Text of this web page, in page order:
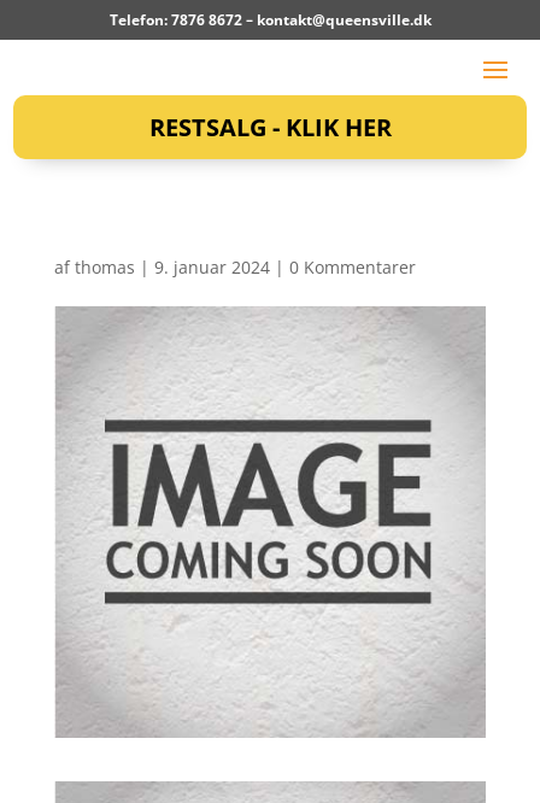
Telefon: 7876 8672 – kontakt@queensville.dk
RESTSALG - KLIK HER
afthomas | 9. januar 2024| 0 Kommentarer